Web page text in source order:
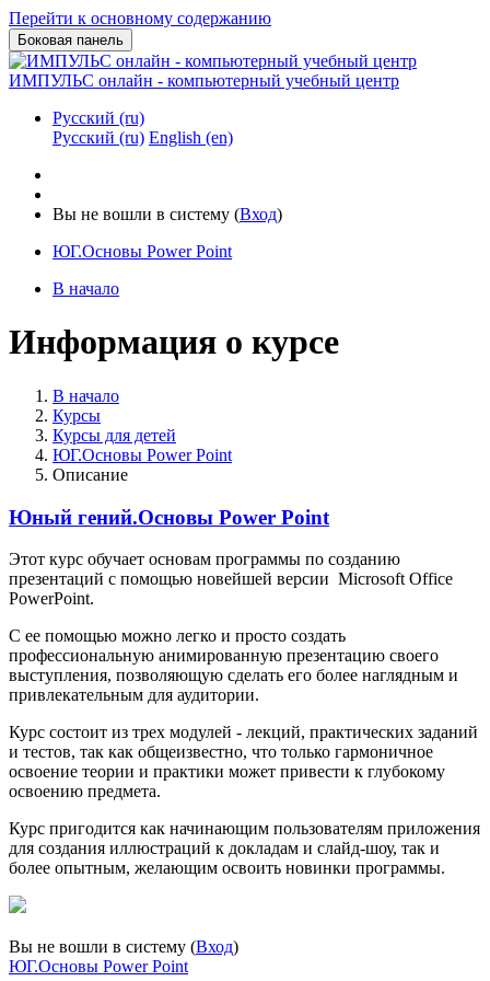
Перейти к основному содержанию
Боковая панель
ИМПУЛЬС онлайн - компьютерный учебный центр
Русский ‎(ru)‎
Русский ‎(ru)‎ English ‎(en)‎
Вы не вошли в систему (Вход)
ЮГ.Основы Power Point
В начало
Информация о курсе
В начало
Курсы
Курсы для детей
ЮГ.Основы Power Point
Описание
Юный гений.Основы Power Point
Этот курс обучает основам программы по созданию
презентаций с помощью новейшей версии Microsoft Office
PowerPoint.
С ее помощью можно легко и просто создать
профессиональную анимированную презентацию своего
выступления, позволяющую сделать его более наглядным и
привлекательным для аудитории.
Курс состоит из трех модулей - лекций, практических заданий
и тестов, так как общеизвестно, что только гармоничное
освоение теории и практики может привести к глубокому
освоению предмета.
Курс пригодится как начинающим пользователям приложения
для создания иллюстраций к докладам и слайд-шоу, так и
более опытным, желающим освоить новинки программы.
Вы не вошли в систему (Вход)
ЮГ.Основы Power Point